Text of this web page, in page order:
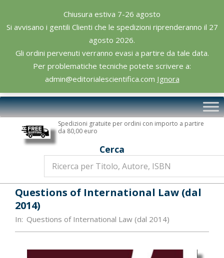
Chiusura estiva 7-26 agosto
Si avvisano i gentili Clienti che le spedizioni riprenderanno il 27
agosto 2026.
Gli ordini pervenuti verranno evasi a partire da tale data.
Per problematiche tecniche potete scrivere a:
admin@editorialescientifica.com Ignora
content
Editoriale
Scientifica
Primary
Navigation
Spedizioni gratuite per ordini con importo a partire
da 80,00 euro
Cerca
Questions of International Law (dal
2014)
In: Questions of International Law (dal 2014)